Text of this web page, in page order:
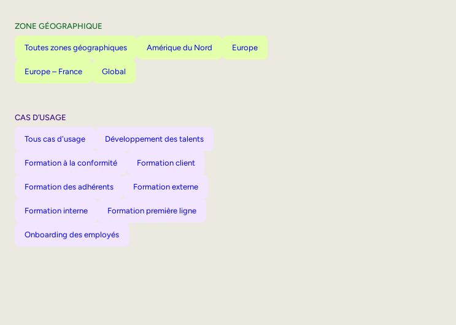
ZONE GÉOGRAPHIQUE
Toutes zones géographiques Amérique du Nord Europe
Europe – France Global
CAS D’USAGE
Tous cas d'usage Développement des talents
Formation à la conformité Formation client
Formation des adhérents Formation externe
Formation interne Formation première ligne
Onboarding des employés